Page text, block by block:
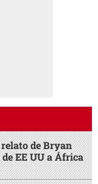
relato de Bryan
EE UU a África